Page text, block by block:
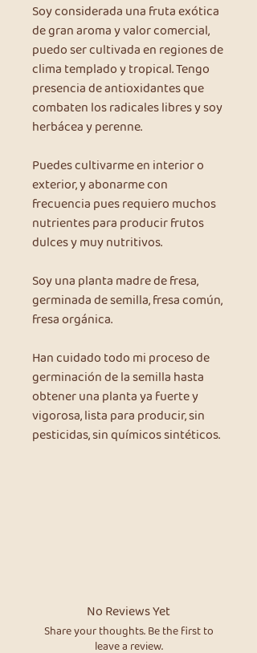
Soy considerada una fruta exótica
de gran aroma y valor comercial,
puedo ser cultivada en regiones de
clima templado y tropical. Tengo
presencia de antioxidantes que
combaten los radicales libres y soy
herbácea y perenne.
Puedes cultivarme en interior o
exterior, y abonarme con
frecuencia pues requiero muchos
nutrientes para producir frutos
dulces y muy nutritivos.
Soy una planta madre de fresa,
germinada de semilla, fresa común,
fresa orgánica.
Han cuidado todo mi proceso de
germinación de la semilla hasta
obtener una planta ya fuerte y
vigorosa, lista para producir, sin
pesticidas, sin químicos sintéticos.
No Reviews Yet
Share your thoughts. Be the first to
leave a review.